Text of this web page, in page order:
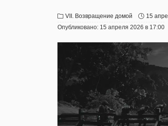
VII. Возвращение домой
15
Опубликовано: 15 апреля 2026 в 17:00